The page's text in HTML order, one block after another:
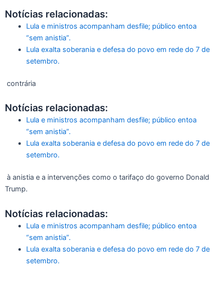
Notícias relacionadas:
Lula e ministros acompanham desfile; público entoa
“sem anistia”.
Lula exalta soberania e defesa do povo em rede do 7 de
setembro.
contrária
Notícias relacionadas:
Lula e ministros acompanham desfile; público entoa
“sem anistia”.
Lula exalta soberania e defesa do povo em rede do 7 de
setembro.
à anistia e a intervenções como o tarifaço do governo Donald
Trump.
Notícias relacionadas:
Lula e ministros acompanham desfile; público entoa
“sem anistia”.
Lula exalta soberania e defesa do povo em rede do 7 de
setembro.